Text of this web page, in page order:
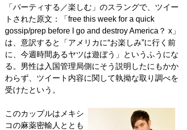
「パーティする／楽しむ」のスラングで、ツイー
トされた原文：「free this week for a quick
gossip/prep before I go and destroy America？ x」
は、意訳すると「アメリカに“お楽しみ”に行く前
に、今週時間あるヤツは遊ぼう」というふうにな
る。男性は入国管理局側にそう説明したにもかか
わらず、ツイート内容に関して執拗な取り調べを
受けたという。
このカップルはメキシ
コの麻薬密輸人ととも